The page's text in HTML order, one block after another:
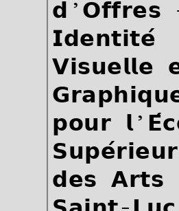
𝗱’𝗢𝗳𝗳𝗿𝗲𝘀
𝗜𝗱𝗲𝗻𝘁𝗶𝘁𝗲́
𝗩𝗶𝘀𝘂𝗲𝗹𝗹𝗲
𝗽𝗼𝘂𝗿
𝗱𝗲𝘀 𝗔𝗿𝘁𝘀